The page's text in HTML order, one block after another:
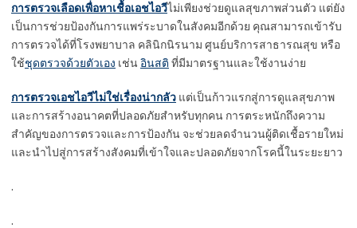
การตรวจเลือดเพื่อหาเชื้อเอชไอวีไม่เพียงช่วยดูแลสุขภาพส่วนตัว แต่ยัง
เป็นการช่วยป้องกันการแพร่ระบาดในสังคมอีกด้วย คุณสามารถเข้ารับ
การตรวจได้ที่โรงพยาบาล คลินิกนิรนาม ศูนย์บริการสาธารณสุข หรือ
ใช้ชุดตรวจด้วยตัวเอง เช่นอินสติ ที่มีมาตรฐานและใช้งานง่าย
การตรวจเอชไอวีไม่ใช่เรื่องน่ากลัว แต่เป็นก้าวแรกสู่การดูแลสุขภาพ
และการสร้างอนาคตที่ปลอดภัยสำหรับทุกคน การตระหนักถึงความ
สำคัญของการตรวจและการป้องกัน จะช่วยลดจำนวนผู้ติดเชื้อรายใหม่
และนำไปสู่การสร้างสังคมที่เข้าใจและปลอดภัยจากโรคนี้ในระยะยาว
.
.